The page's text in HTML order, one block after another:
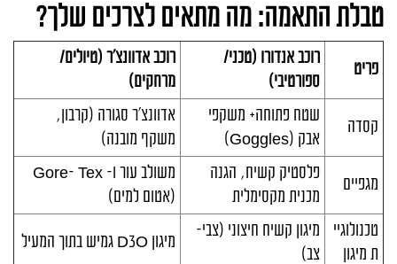
טבלת התאמה: מה מתאים לצרכים שלך?
פריט
רוכב אנדורו (טכני/
ספורטיבי)
רוכב אדוונצ'ר (טיולים/
מרחקים)
קסדה
שטח פתוחה+ משקפי
אבק (Goggles)
אדוונצ'ר סגורה (קרבון,
משקף מובנה)
מגפיים
פלסטיק קשיח, הגנה
מכנית מקסימלית
משולב עור ו- Gore- Tex
(אטום למים)
טכנולוגיי
ת מיגון
מיגון קשיח חיצוני (צבי-
צב)
מיגון D3O גמיש בתוך המעיל